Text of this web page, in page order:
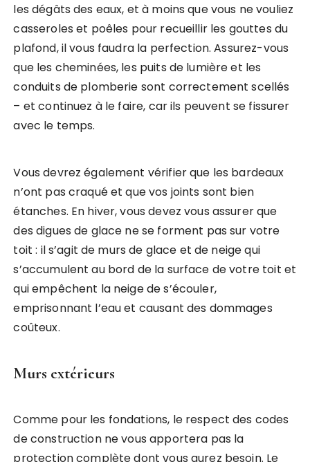
les dégâts des eaux, et à moins que vous ne vouliez
casseroles et poêles pour recueillir les gouttes du
plafond, il vous faudra la perfection. Assurez-vous
que les cheminées, les puits de lumière et les
conduits de plomberie sont correctement scellés
– et continuez à le faire, car ils peuvent se fissurer
avec le temps.
Vous devrez également vérifier que les bardeaux
n’ont pas craqué et que vos joints sont bien
étanches. En hiver, vous devez vous assurer que
des digues de glace ne se forment pas sur votre
toit : il s’agit de murs de glace et de neige qui
s’accumulent au bord de la surface de votre toit et
qui empêchent la neige de s’écouler,
emprisonnant l’eau et causant des dommages
coûteux.
Murs extérieurs
Comme pour les fondations, le respect des codes
de construction ne vous apportera pas la
protection complète dont vous aurez besoin. Le